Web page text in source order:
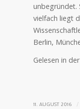
unbegründet.
vielfach liegt
Berlin,
Gelesen in
11. AUGUST 2016 /